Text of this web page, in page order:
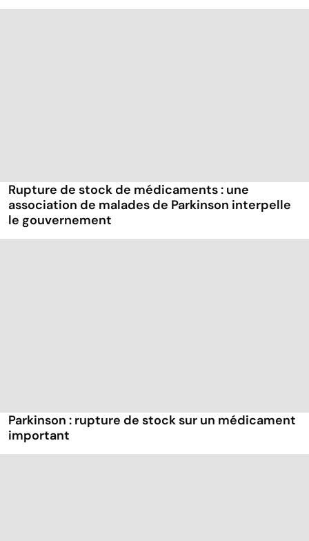
Rupture de stock de médicaments : une
association de malades de Parkinson interpelle
le gouvernement
Parkinson : rupture de stock sur un médicament
important